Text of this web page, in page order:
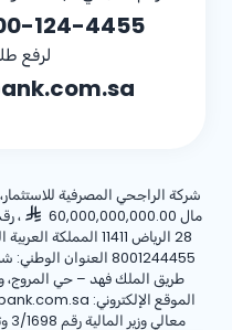
124-4455
لرفع
شركة الراجحي المصرفية
مال 60,000,000,000.00
28 الرياض 11411 المملكة العربية السعودية، هاتف: